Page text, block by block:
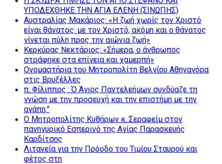
ΥΠΟΔΕΧΘΗΚΕ ΤΗΝ ΑΓΙΑ ΕΛΕΝΗ (ΣΙΝΩΠΗΣ)
Αυστραλίας Μακάριος: «Η ζωή χωρίς τον Χριστό
είναι θάνατος· με τον Χριστό, ακόμη και ο θάνατος
γίνεται πύλη προς την αιώνια ζωή»
Κερκύρας Νεκτάριος: «Σήμερα, ο άνθρωπος
στράφηκε στα επίγεια και χαμερπή»
Ονομαστήρια του Μητροπολίτη Βελγίου Αθηναγόρα
στις Βρυξέλλες
π. Φίλιππος : Ό Άγιος Παντελεήμων συνδύαζε τη
γνώση με την προσευχή και την επιστήμη με την
αγάπη.”
Ο Μητροπολίτης Κυθήρων κ. Σεραφείμ στον
πανηγυρικό Εσπερινό της Αγίας Παρασκευής
Καρδίτσης
Λιτανεία για την Πρόοδο του Τιμίου Σταυρού και
φέτος στη